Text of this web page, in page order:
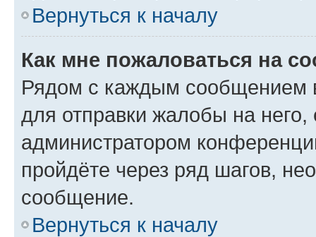
Вернуться к началу
Как мне пожаловаться на
Рядом с каждым сообщением
для отправки жалобы на
администратором
пройдёте через ряд шагов,
сообщение.
Вернуться к началу